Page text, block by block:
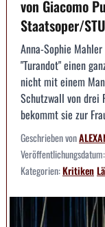
von Giacomo
Staatsoper/
Anna-Sophie
"Turandot" einen
nicht mit einem
Schutzwall von drei
bekommt sie zur
Geschrieben von
Veröffentlichungsdatum:
Kategorien:Kritiken